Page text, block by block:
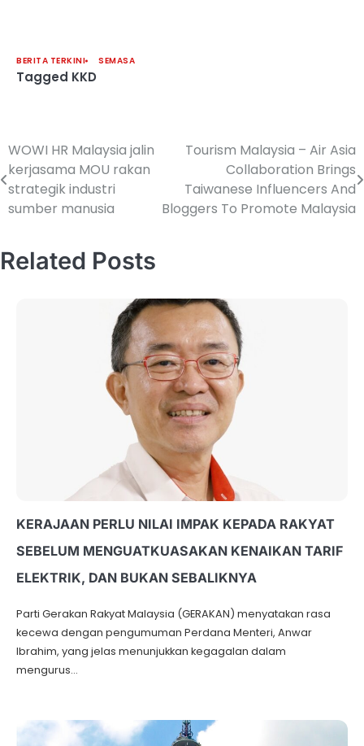
BERITA TERKINI SEMASA
Tagged KKD
WOWI HR Malaysia jalin
kerjasama MOU rakan
strategik industri
sumber manusia
Tourism Malaysia – Air Asia
Collaboration Brings
Taiwanese Influencers And
Bloggers To Promote Malaysia
Related Posts
KERAJAAN PERLU NILAI IMPAK KEPADA RAKYAT
SEBELUM MENGUATKUASAKAN KENAIKAN TARIF
ELEKTRIK, DAN BUKAN SEBALIKNYA
Parti Gerakan Rakyat Malaysia (GERAKAN) menyatakan rasa
kecewa dengan pengumuman Perdana Menteri, Anwar
Ibrahim, yang jelas menunjukkan kegagalan dalam
mengurus…